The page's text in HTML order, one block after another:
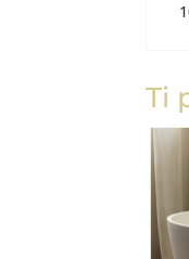
Ti